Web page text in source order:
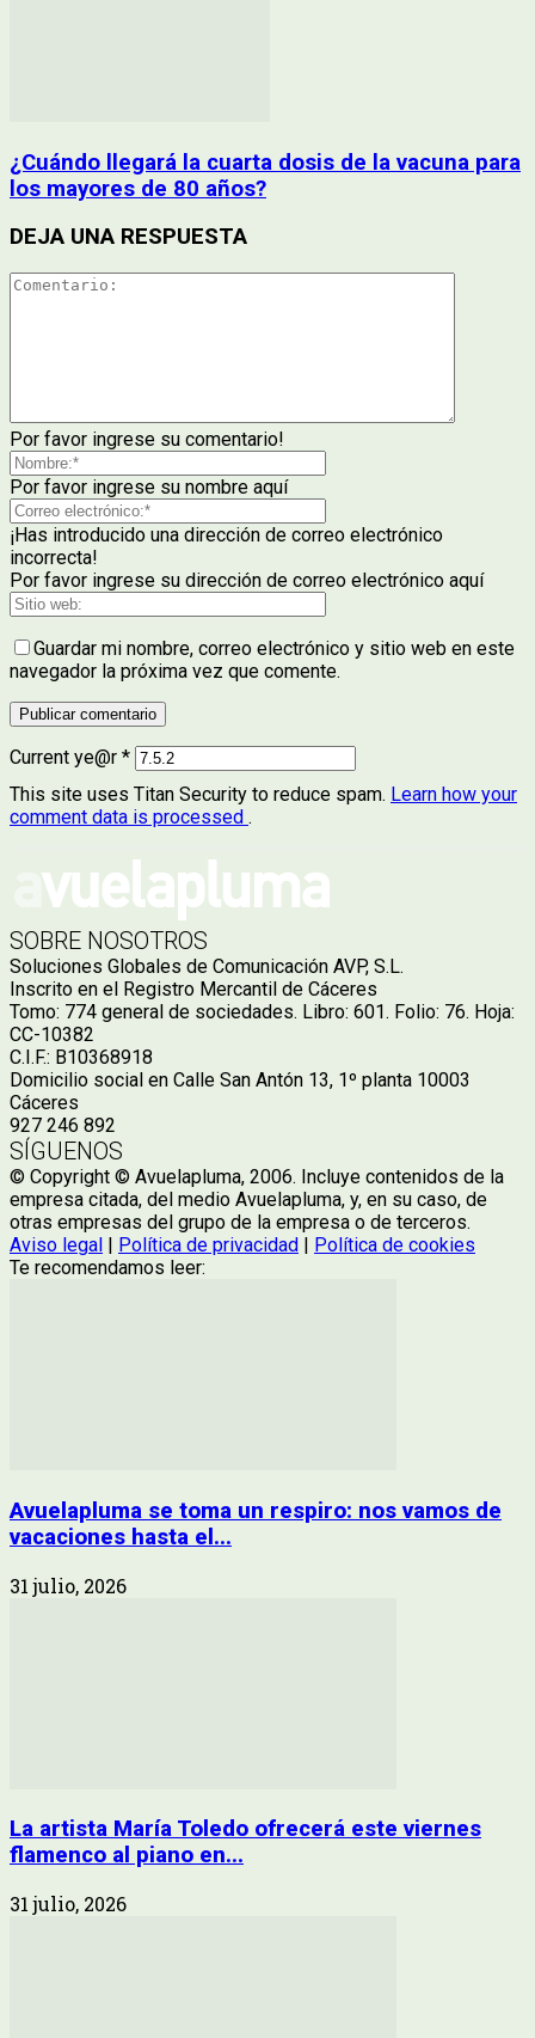
¿Cuándo llegará la cuarta dosis de la vacuna para
los mayores de 80 años?
DEJA UNA RESPUESTA
Por favor ingrese su comentario!
Por favor ingrese su nombre aquí
¡Has introducido una dirección de correo electrónico
incorrecta!
Por favor ingrese su dirección de correo electrónico aquí
Guardar mi nombre, correo electrónico y sitio web en este
navegador la próxima vez que comente.
Current ye@r *
This site uses Titan Security to reduce spam. Learn how your
comment data is processed .
SOBRE NOSOTROS
Soluciones Globales de Comunicación AVP, S.L.
Inscrito en el Registro Mercantil de Cáceres
Tomo: 774 general de sociedades. Libro: 601. Folio: 76. Hoja:
CC-10382
C.I.F.: B10368918
Domicilio social en Calle San Antón 13, 1º planta 10003
Cáceres
927 246 892
SÍGUENOS
© Copyright © Avuelapluma, 2006. Incluye contenidos de la
empresa citada, del medio Avuelapluma, y, en su caso, de
otras empresas del grupo de la empresa o de terceros.
Aviso legal
Política de privacidad
Política de cookies
Te recomendamos leer:
Avuelapluma se toma un respiro: nos vamos de
vacaciones hasta el...
31 julio, 2026
La artista María Toledo ofrecerá este viernes
flamenco al piano en...
31 julio, 2026